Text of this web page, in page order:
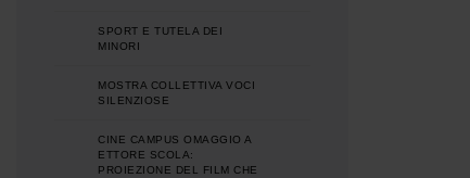
SPORT E TUTELA DEI
MINORI
MOSTRA COLLETTIVA VOCI
SILENZIOSE
CINE CAMPUS OMAGGIO A
ETTORE SCOLA:
PROIEZIONE DEL FILM CHE